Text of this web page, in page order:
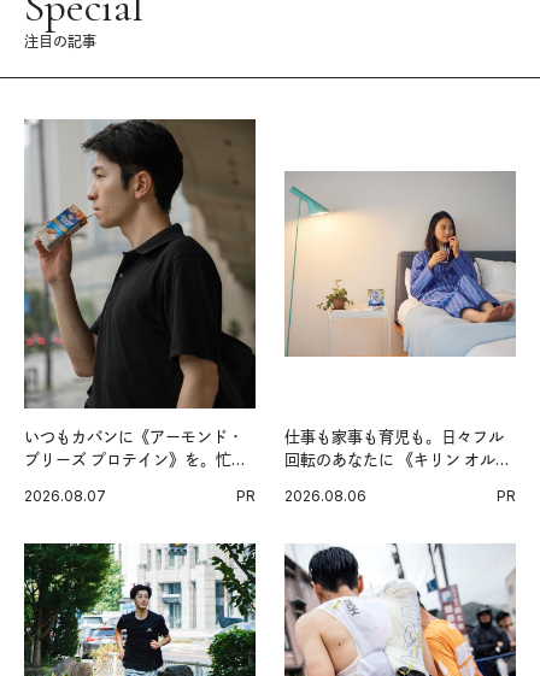
注目の記事
いつもカバンに《アーモンド・
ブリーズ プロテイン》を。忙し
グ習慣。
2026.08.07 PR
仕事も家事も育児も。日々フル
回転のあなたに 《キリン オルニ
2026.08.06 PR